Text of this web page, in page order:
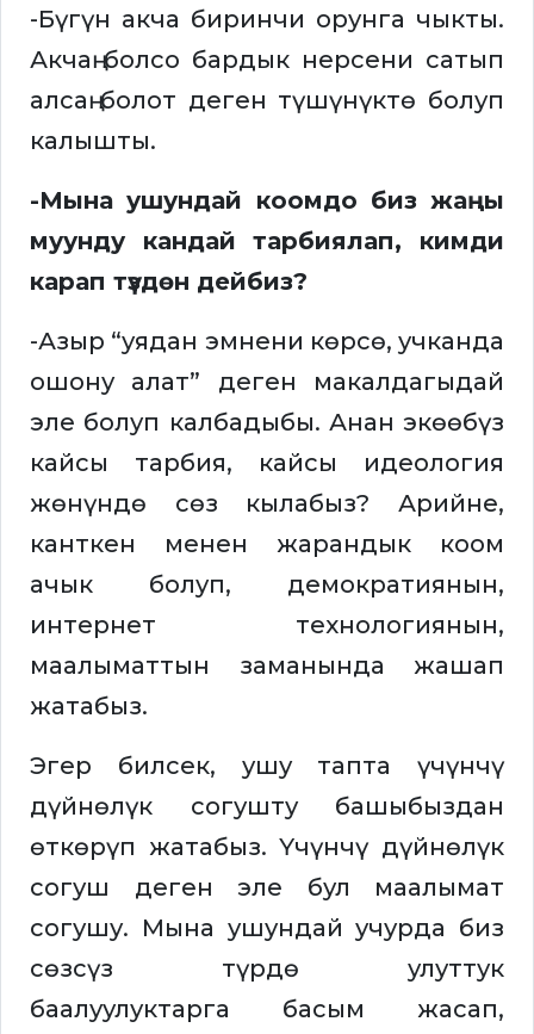
-Бүгүн акча биринчи орунга чыкты.
Акчаң болсо бардык нерсени сатып
алсаң болот деген түшүнүктө болуп
калышты.
-Мына ушундай коомдо биз жаңы
муунду кандай тарбиялап, кимди
карап түздөн дейбиз?
-Азыр “уядан эмнени көрсө, учканда
ошону алат” деген макалдагыдай
эле болуп калбадыбы. Анан экөөбүз
кайсы тарбия, кайсы идеология
жөнүндө сөз кылабыз? Арийне,
канткен менен жарандык коом
ачык болуп, демократиянын,
интернет технологиянын,
маалыматтын заманында жашап
жатабыз.
Эгер билсек, ушу тапта үчүнчү
дүйнөлүк согушту башыбыздан
өткөрүп жатабыз. Үчүнчү дүйнөлүк
согуш деген эле бул маалымат
согушу. Мына ушундай учурда биз
сөзсүз түрдө улуттук
баалуулуктарга басым жасап,